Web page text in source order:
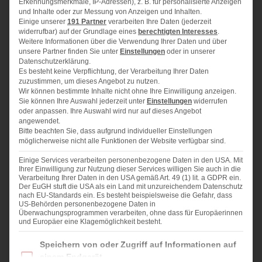
125 gNatur-Joghurt
125 gKokosblüten-Zucker (ersatzweise Reis-Sirup)
40 g ungesüßten, entölten Kakao
75 gBuchweizenmehl
75 gVollkorn-Dinkelmehl
1TL Backpulver
1/2TL Natron
1Prise Salz
150 ggefrorene Himbeeren (je nach Saison auch
frische)
75 gSchokodrops
ZUBEREITUNG
Ofen auf 175 °C (150 °C Umluft) vorheizen. Eine
Jumbo-Muffinform ausfetten, bzw. mit Backpapier
Erkennungsmerkmale, IP-Adressen), z. B. für personalisierte Anzeigen
und Inhalte oder zur Messung von Anzeigen und Inhalten.
Einige unserer 191 Partner verarbeiten Ihre Daten (jederzeit
widerrufbar) auf der Grundlage eines berechtigten Interesses.
Weitere Informationen über die Verwendung Ihrer Daten und über
unsere Partner finden Sie unter Einstellungen oder in unserer
Datenschutzerklärung.
Es besteht keine Verpflichtung, der Verarbeitung Ihrer Daten
zuzustimmen, um dieses Angebot zu nutzen.
Wir können bestimmte Inhalte nicht ohne Ihre Einwilligung anzeigen.
Sie können Ihre Auswahl jederzeit unter Einstellungen widerrufen
oder anpassen. Ihre Auswahl wird nur auf dieses Angebot
angewendet.
Bitte beachten Sie, dass aufgrund individueller Einstellungen
möglicherweise nicht alle Funktionen der Website verfügbar sind.
Einige Services verarbeiten personenbezogene Daten in den USA. Mit
Ihrer Einwilligung zur Nutzung dieser Services willigen Sie auch in die
Verarbeitung Ihrer Daten in den USA gemäß Art. 49 (1) lit. a GDPR ein.
Der EuGH stuft die USA als ein Land mit unzureichendem Datenschutz
nach EU-Standards ein. Es besteht beispielsweise die Gefahr, dass
US-Behörden personenbezogene Daten in
Überwachungsprogrammen verarbeiten, ohne dass für Europäerinnen
und Europäer eine Klagemöglichkeit besteht.
Im Folgenden finden Sie eine Liste der Zwecke des IAB Transparency and
Speichern von oder Zugriff auf Informationen auf
einem Endgerät